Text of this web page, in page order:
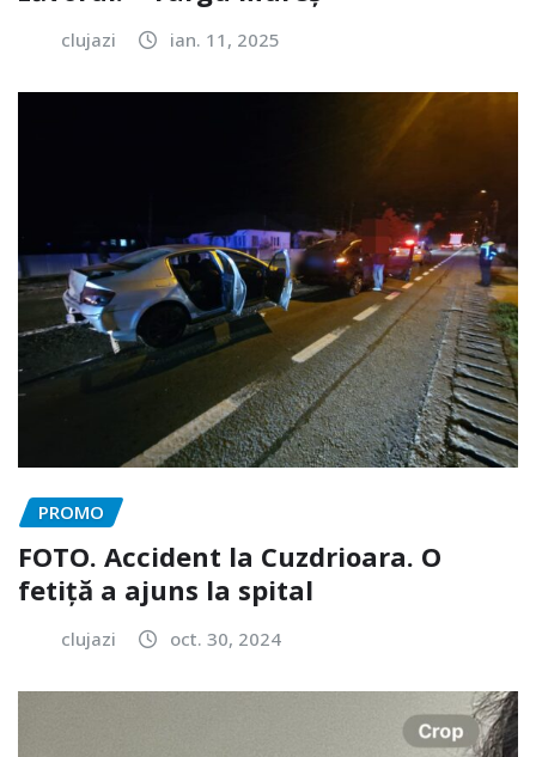
clujazi ian. 11, 2025
PROMO
FOTO. Accident la Cuzdrioara. O
fetiță a ajuns la spital
clujazi oct. 30, 2024